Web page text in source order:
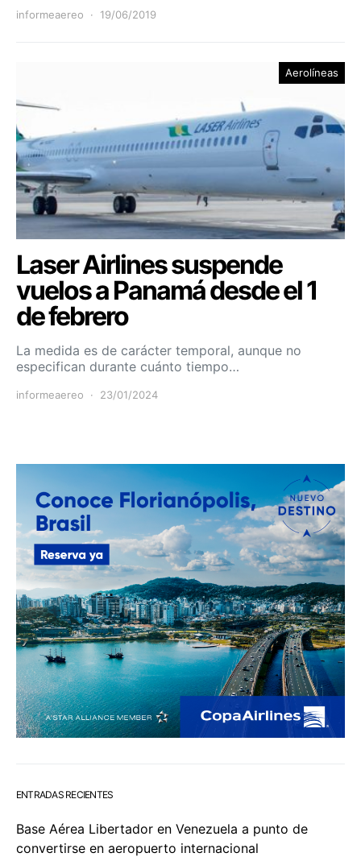
informeaereo 19/06/2019
Aerolíneas
Laser Airlines suspende
vuelos a Panamá desde el 1
de febrero
La medida es de carácter temporal, aunque no
especifican durante cuánto tiempo…
informeaereo 23/01/2024
ENTRADAS RECIENTES
Base Aérea Libertador en Venezuela a punto de
convertirse en aeropuerto internacional